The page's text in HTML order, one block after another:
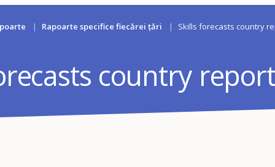
Rapoarte specifice fiecărei țări Skills forecasts country
country